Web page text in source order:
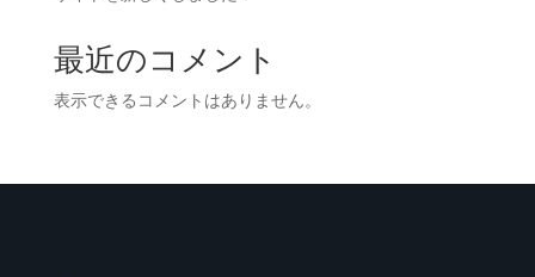
最近のコメント
表示できるコメントはありません。